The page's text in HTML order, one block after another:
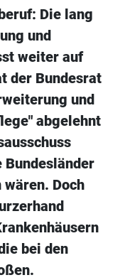
Die lang
und
weiter auf
der Bundesrat
und
abgelehnt
Doch
bei den